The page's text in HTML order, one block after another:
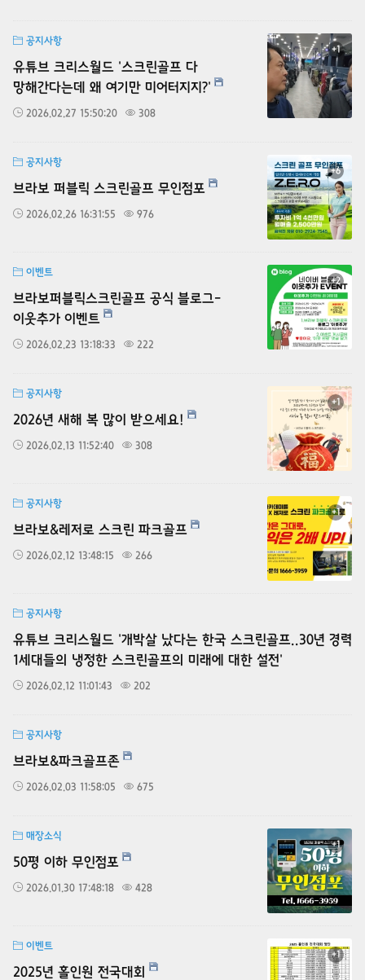
공지사항
유튜브 크리스월드 '스크린골프 다
망해간다는데 왜 여기만 미어터지지?'
2026.02.27 15:50:20 308
+1
공지사항
브라보 퍼블릭 스크린골프 무인점포
2026.02.26 16:31:55 976
+6
이벤트
브라보퍼블릭스크린골프 공식 블로그-
이웃추가 이벤트
2026.02.23 13:18:33 222
+2
공지사항
2026년 새해 복 많이 받으세요!
2026.02.13 11:52:40 308
+1
공지사항
브라보&레저로 스크린 파크골프
2026.02.12 13:48:15 266
+1
공지사항
유튜브 크리스월드 '개박살 났다는 한국 스크린골프..30년 경력
1세대들의 냉정한 스크린골프의 미래에 대한 설전'
2026.02.12 11:01:43 202
공지사항
브라보&파크골프존
2026.02.03 11:58:05 675
매장소식
50평 이하 무인점포
2026.01.30 17:48:18 428
+1
이벤트
2025년 홀인원 전국대회
+1